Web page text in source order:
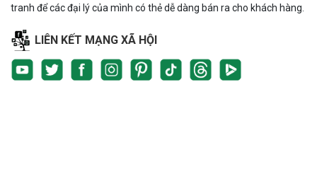
tranh để các đại lý của mình có thẻ dễ dàng bán ra cho khách hàng.
LIÊN KẾT MẠNG XÃ HỘI